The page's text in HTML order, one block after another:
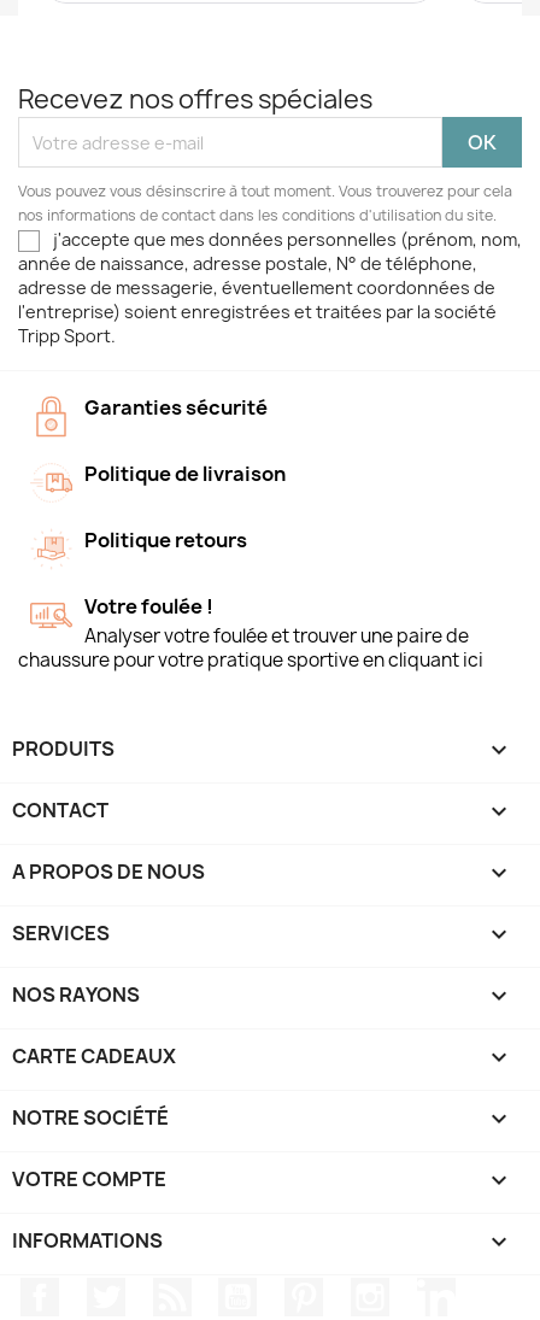
Recevez nos offres spéciales
Vous pouvez vous désinscrire à tout moment. Vous trouverez pour cela
nos informations de contact dans les conditions d'utilisation du site.
j'accepte que mes données personnelles (prénom, nom,
année de naissance, adresse postale, N° de téléphone,
adresse de messagerie, éventuellement coordonnées de
l'entreprise) soient enregistrées et traitées par la société
Tripp Sport.
Garanties sécurité
Politique de livraison
Politique retours
Votre foulée !
Analyser votre foulée et trouver une paire de
chaussure pour votre pratique sportive en cliquant ici
PRODUITS 
CONTACT 
A PROPOS DE NOUS 
SERVICES 
NOS RAYONS 
CARTE CADEAUX 
NOTRE SOCIÉTÉ 
VOTRE COMPTE 
INFORMATIONS keyboard_arrow_down